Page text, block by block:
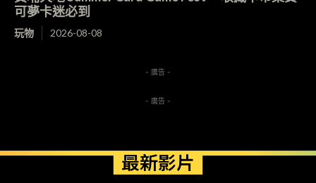
可夢卡迷必到
玩物 2026-08-08
- 廣告 -
- 廣告 -
最新影片